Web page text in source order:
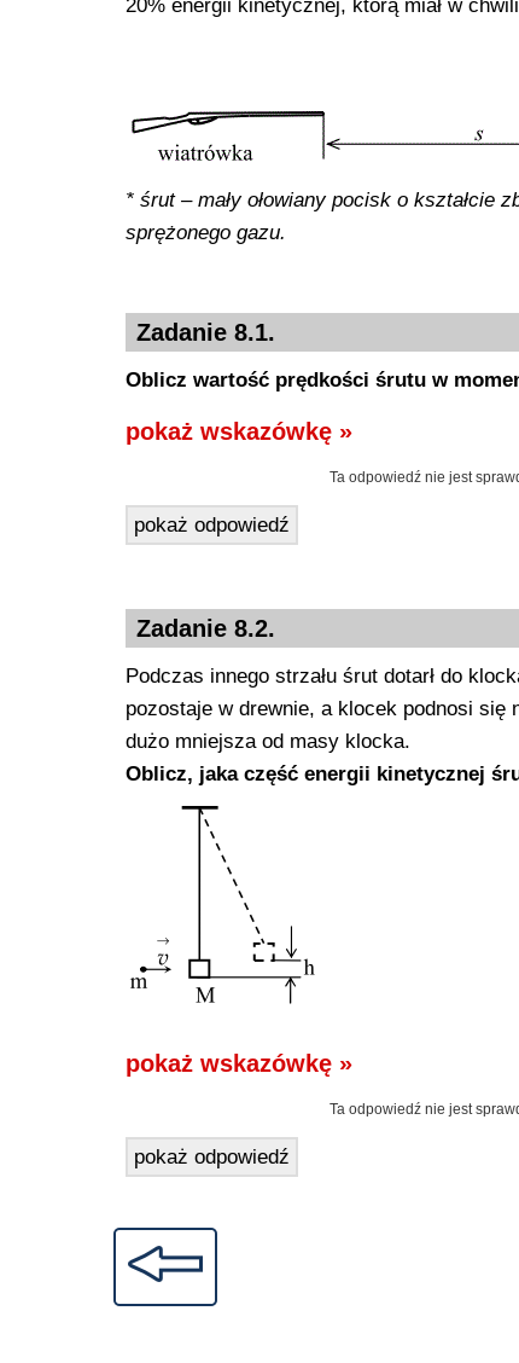
20% energii kinetycznej, którą miał w
* śrut – mały ołowiany pocisk o
sprężonego gazu.
Zadanie 8.1.
Oblicz wartość prędkości śrutu w
pokaż wskazówkę »
Ta odpowiedź nie jest
pokaż odpowiedź
Zadanie 8.2.
Podczas innego strzału śrut dotarł do
pozostaje w drewnie, a klocek podnosi
dużo mniejsza od masy klocka.
Oblicz, jaka część energii kinetycznej
pokaż wskazówkę »
Ta odpowiedź nie jest
pokaż odpowiedź